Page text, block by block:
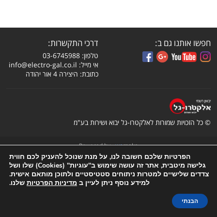
דרכי התקשרות:
טלפון: 03-6745988
אי מייל: info@electro-gal.co.il
כתובת: היצירה 4 אור יהודה
חפשו אותנו גם ב:
© כל הזכויות שמורות לאלקטרו-גל יבוא ושירות בע"מ
Powered by -wemake
הפרטיות שלכם חשובה לנו, על מנת שנוכל להעניק לכם חווית
גלישה מיטבית, אתר זה עושה שימוש ב"עוגיות" (Cookies) שלו ושל
צדדים שלישיים למטרות ניתוחים סטטיסטיים ולתוכן מותאם אישית.
למידע נוסף ניתן לעיין ב מדיניות הפרטיות שלנו.
הבנתי